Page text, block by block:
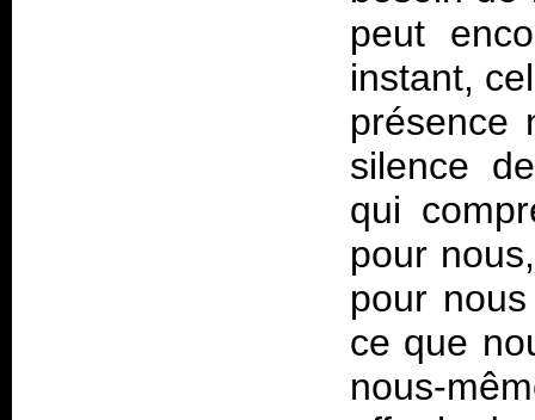
peut
instant,
présence
silence
qui
pour
pour
ce que
nous-